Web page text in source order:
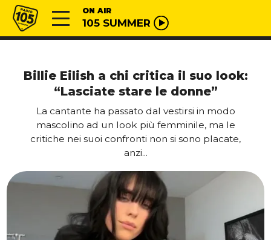
Vai al contenuto
Radio 105 ON AIR
105 SUMMER
Billie Eilish a chi critica il suo look:
“Lasciate stare le donne”
La cantante ha passato dal vestirsi in modo
mascolino ad un look più femminile, ma le
critiche nei suoi confronti non si sono placate,
anzi...